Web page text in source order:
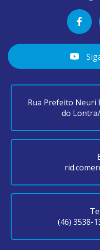
Rua Prefeito Neuri
do
(46) 3538-